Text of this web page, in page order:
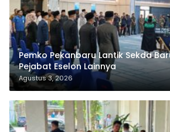
Pemko Pekanbaru Lantik Sekda
Pejabat Eselon Lainnya
Agustus 3, 2026